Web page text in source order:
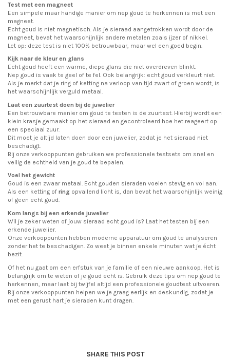
Test met een magneet
Een simpele maar handige manier om nep goud te herkennen is met een
magneet.
Echt goud is niet magnetisch. Als je sieraad aangetrokken wordt door de
magneet, bevat het waarschijnlijk andere metalen zoals ijzer of nikkel.
Let op: deze test is niet 100% betrouwbaar, maar wel een goed begin.
Kijk naar de kleur en glans
Echt goud heeft een warme, diepe glans die niet overdreven blinkt.
Nep goud is vaak te geel of te fel. Ook belangrijk: echt goud verkleurt niet.
Als je merkt dat je ring of ketting na verloop van tijd zwart of groen wordt, is
het waarschijnlijk verguld metaal.
Laat een zuurtest doen bij de juwelier
Een betrouwbare manier om goud te testen is de zuurtest. Hierbij wordt een
klein krasje gemaakt op het sieraad en gecontroleerd hoe het reageert op
een speciaal zuur.
Dit moet je altijd laten doen door een juwelier, zodat je het sieraad niet
beschadigt.
Bij onze verkooppunten gebruiken we professionele testsets om snel en
veilig de echtheid van je goud te bepalen.
Voel het gewicht
Goud is een zwaar metaal. Echt gouden sieraden voelen stevig en vol aan.
Als een ketting of ring opvallend licht is, dan bevat het waarschijnlijk weinig
of geen echt goud.
Kom langs bij een erkende juwelier
Wil je zeker weten of jouw sieraad echt goud is? Laat het testen bij een
erkende juwelier.
Onze verkooppunten hebben moderne apparatuur om goud te analyseren
zonder het te beschadigen. Zo weet je binnen enkele minuten wat je écht
bezit.
Of het nu gaat om een erfstuk van je familie of een nieuwe aankoop. Het is
belangrijk om te weten of je goud echt is. Gebruik deze tips om nep goud te
herkennen, maar laat bij twijfel altijd een professionele goudtest uitvoeren.
Bij onze verkooppunten helpen we je graag eerlijk en deskundig, zodat je
met een gerust hart je sieraden kunt dragen.
SHARE THIS POST